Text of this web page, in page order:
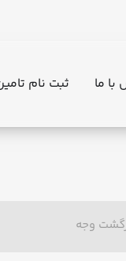
با ما ثبت نام
وجه